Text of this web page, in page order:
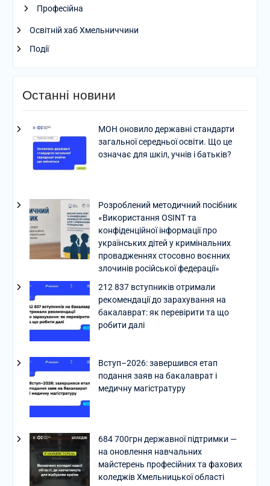
Професійна
Освітній хаб Хмельниччини
Події
Останні новини
МОН оновило державні стандарти
загальної середньої освіти. Що це
означає для шкіл, учнів і батьків?
Розроблений методичний посібник
«Використання OSINT та
конфіденційної інформації про
українських дітей у кримінальних
провадженнях стосовно воєнних
злочинів російської федерації»
212 837 вступників отримали
рекомендації до зарахування на
бакалаврат: як перевірити та що
робити далі
Вступ–2026: завершився етап
подання заяв на бакалаврат і
медичну магістратуру
684 700грн державної підтримки —
на оновлення навчальних
майстерень професійних та фахових
коледжів Хмельницької області